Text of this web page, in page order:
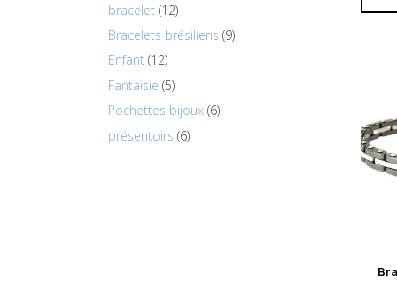
bracelet 12
Bracelets brésiliens 9
Enfant 12
Fantaisie 5
Pochettes bijoux 6
présentoirs 6